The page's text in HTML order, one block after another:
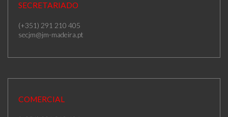
SECRETARIADO
(+351) 291 210 405
secjm@jm-madeira.pt
COMERCIAL